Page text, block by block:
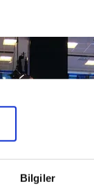
Bilgiler